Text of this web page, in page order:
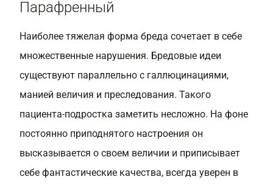
Парафренный
Наиболее тяжелая форма бреда сочетает в себе
множественные нарушения. Бредовые идеи
существуют параллельно с галлюцинациями,
манией величия и преследования. Такого
пациента-подростка заметить несложно. На фоне
постоянно приподнятого настроения он
высказывается о своем величии и приписывает
себе фантастические качества, всегда уверен в